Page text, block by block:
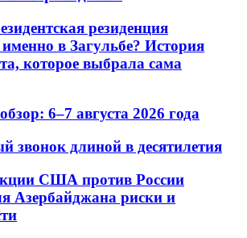
резиденция
в Загульбе? История
которое выбрала сама
6–7 августа 2026 года
звонок длиной в десятилетия
США против России
Азербайджана риски и